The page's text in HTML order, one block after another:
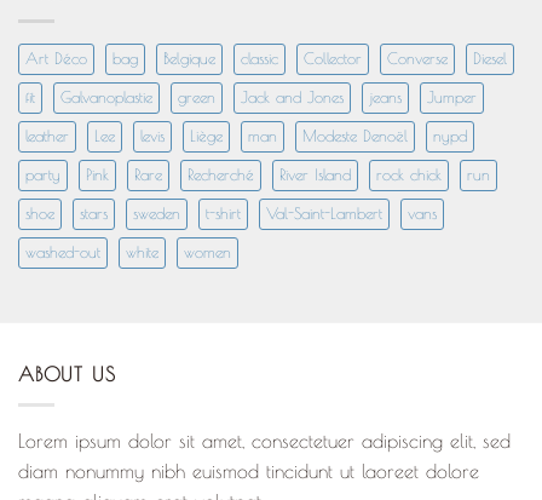
Art Déco bag Belgique classic Collector Converse Diesel
fit Galvanoplastie green Jack and Jones jeans Jumper
leather Lee levis Liège man Modeste Denoël nypd
party Pink Rare Recherché River Island rock chick run
shoe stars sweden t-shirt Val-Saint-Lambert vans
washed-out white women
ABOUT US
Lorem ipsum dolor sit amet, consectetuer adipiscing elit, sed
diam nonummy nibh euismod tincidunt ut laoreet dolore